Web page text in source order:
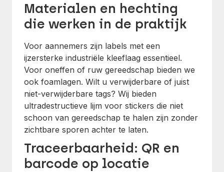
Materialen en hechting
die werken in de praktijk
Voor aannemers zijn labels met een
ijzersterke industriële kleeflaag essentieel.
Voor oneffen of ruw gereedschap bieden we
ook foamlagen. Wilt u verwijderbare of juist
niet-verwijderbare tags? Wij bieden
ultradestructieve lijm voor stickers die niet
schoon van gereedschap te halen zijn zonder
zichtbare sporen achter te laten.
Traceerbaarheid: QR en
barcode op locatie